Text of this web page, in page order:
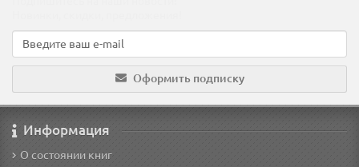
Оформить подписку
Информация
О состоянии книг